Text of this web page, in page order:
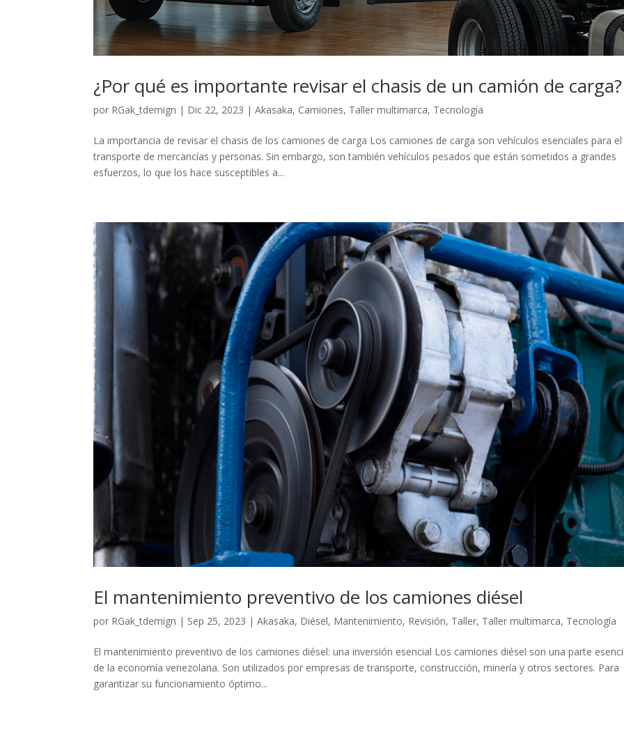
¿Por qué es importante revisar el chasis de un camión de carga?
por RGak_tdemign | Dic 22, 2023 |Akasaka, Camiones, Taller multimarca, Tecnología
La importancia de revisar el chasis de los camiones de carga Los camiones de carga son vehículos esenciales para el
transporte de mercancías y personas. Sin embargo, son también vehículos pesados que están sometidos a grandes
esfuerzos, lo que los hace susceptibles a...
El mantenimiento preventivo de los camiones diésel
por RGak_tdemign | Sep 25, 2023 |Akasaka, Diésel, Mantenimiento, Revisión, Taller, Taller multimarca, Tecnología
El mantenimiento preventivo de los camiones diésel: una inversión esencial Los camiones diésel son una parte
de la economía venezolana. Son utilizados por empresas de transporte, construcción, minería y otros sectores. Para
garantizar su funcionamiento óptimo...